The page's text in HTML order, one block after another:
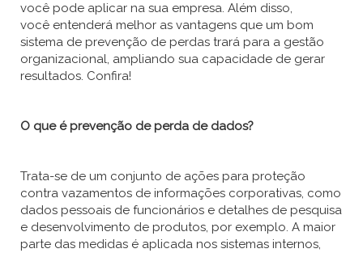
você pode aplicar na sua empresa. Além disso,
você entenderá melhor as vantagens que um bom
sistema de prevenção de perdas trará para a gestão
organizacional, ampliando sua capacidade de gerar
resultados. Confira!
O que é prevenção de perda de dados?
Trata-se de um conjunto de ações para proteção
contra vazamentos de informações corporativas, como
dados pessoais de funcionários e detalhes de pesquisa
e desenvolvimento de produtos, por exemplo. A maior
parte das medidas é aplicada nos sistemas internos,